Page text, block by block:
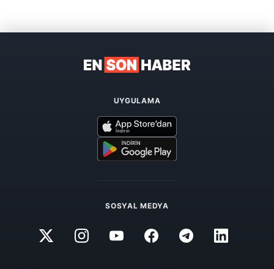
UYGULAMA
SOSYAL MEDYA